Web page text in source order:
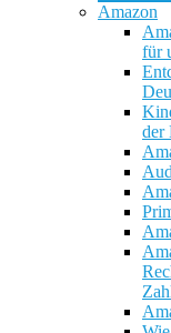
Amazon
für
der